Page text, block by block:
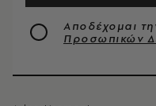
Αποδέχομαι
Προσωπικών